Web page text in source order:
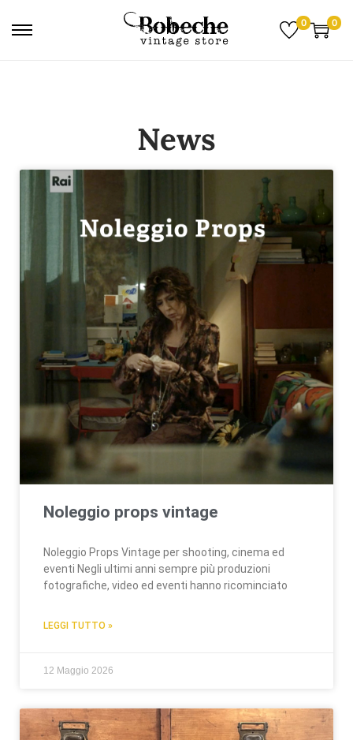
0 0
News
Noleggio props vintage
Noleggio Props Vintage per shooting, cinema ed
eventi Negli ultimi anni sempre più produzioni
fotografiche, video ed eventi hanno ricominciato
LEGGI TUTTO »
12 Maggio 2026